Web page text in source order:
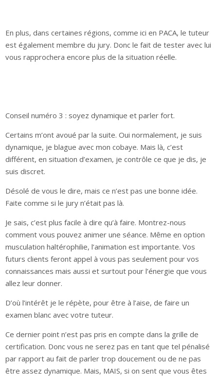
En plus, dans certaines régions, comme ici en PACA, le tuteur
est également membre du jury. Donc le fait de tester avec lui
vous rapprochera encore plus de la situation réelle.
Conseil numéro 3 : soyez dynamique et parler fort.
Certains m’ont avoué par la suite. Oui normalement, je suis
dynamique, je blague avec mon cobaye. Mais là, c’est
différent, en situation d’examen, je contrôle ce que je dis, je
suis discret.
Désolé de vous le dire, mais ce n’est pas une bonne idée.
Faite comme si le jury n’était pas là.
Je sais, c’est plus facile à dire qu’à faire. Montrez-nous
comment vous pouvez animer une séance. Même en option
musculation haltérophilie, l’animation est importante. Vos
futurs clients feront appel à vous pas seulement pour vos
connaissances mais aussi et surtout pour l’énergie que vous
allez leur donner.
D’où l’intérêt je le répète, pour être à l’aise, de faire un
examen blanc avec votre tuteur.
Ce dernier point n’est pas pris en compte dans la grille de
certification. Donc vous ne serez pas en tant que tel pénalisé
par rapport au fait de parler trop doucement ou de ne pas
être assez dynamique. Mais, MAIS, si on sent que vous êtes